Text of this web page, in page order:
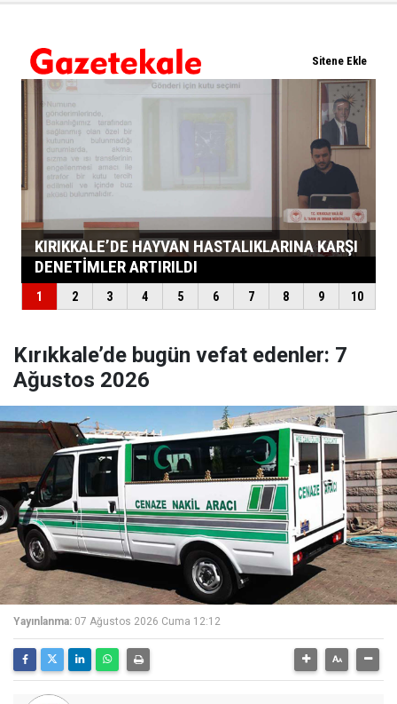
Kırıkkale’de bugün vefat edenler: 7
Ağustos 2026
Yayınlanma: 07 Ağustos 2026 Cuma 12:12